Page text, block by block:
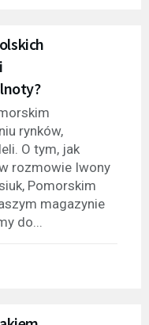
rynków,
O tym, jak
rozmowie Iwony
Pomorskim
magazynie
do...